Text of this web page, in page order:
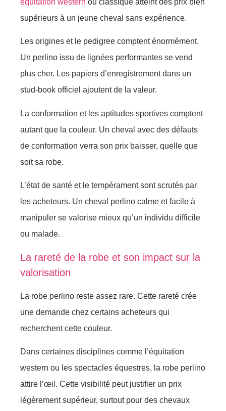
équitation western ou classique atteint des prix bien
supérieurs à un jeune cheval sans expérience.
Les origines et le pedigree comptent énormément.
Un perlino issu de lignées performantes se vend
plus cher. Les papiers d’enregistrement dans un
stud-book officiel ajoutent de la valeur.
La conformation et les aptitudes sportives comptent
autant que la couleur. Un cheval avec des défauts
de conformation verra son prix baisser, quelle que
soit sa robe.
L’état de santé et le tempérament sont scrutés par
les acheteurs. Un cheval perlino calme et facile à
manipuler se valorise mieux qu’un individu difficile
ou malade.
La rareté de la robe et son impact sur la
valorisation
La robe perlino reste assez rare. Cette rareté crée
une demande chez certains acheteurs qui
recherchent cette couleur.
Dans certaines disciplines comme l’équitation
western ou les spectacles équestres, la robe perlino
attire l’œil. Cette visibilité peut justifier un prix
légèrement supérieur, surtout pour des chevaux